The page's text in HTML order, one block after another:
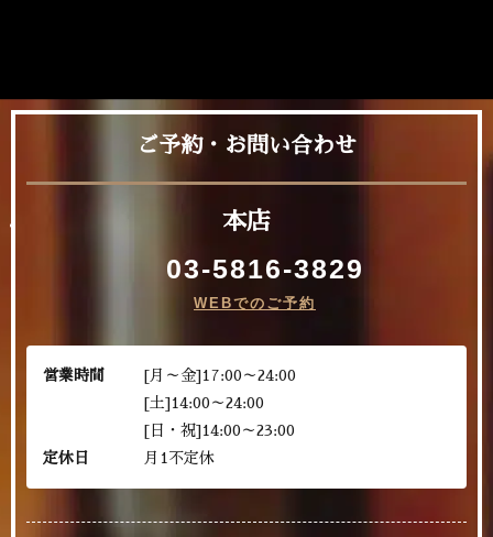
ご予約・お問い合わせ
本店
03-5816-3829
WEBでのご予約
営業時間
[月～金]17:00～24:00
[土]14:00～24:00
[日・祝]14:00～23:00
定休日
月1不定休